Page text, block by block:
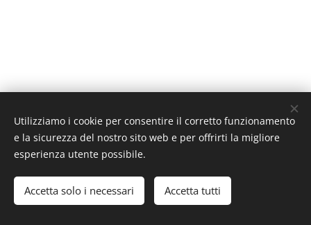
Utilizziamo i cookie per consentire il corretto funzionamento
e la sicurezza del nostro sito web e per offrirti la migliore
esperienza utente possibile.
Accetta solo i necessari Accetta tutti